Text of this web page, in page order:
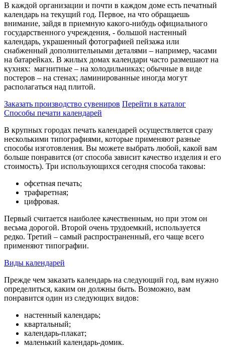
В каждой организации и почти в каждом доме есть печатный
календарь на текущий год. Первое, на что обращаешь
внимание, зайдя в приемную какого-нибудь официального
государственного учреждения, - большой настенный
календарь, украшенный фотографией пейзажа или
снабженный дополнительными деталями – например, часами
на батарейках. В жилых домах календари часто размешают на
кухнях: магнитные – на холодильниках; обычные в виде
постеров – на стенах; ламинированные иногда могут
располагаться над плитой.
Заказать производство сувениров Перейти в каталог
Способы печати календарей
В крупных городах печать календарей осуществляется сразу
несколькими типографиями, которые применяют разные
способы изготовления. Вы можете выбрать любой, какой вам
больше понравится (от способа зависит качество изделия и его
стоимость). Три использующихся сегодня способа таковы:
офсетная печать;
трафаретная;
цифровая.
Первый считается наиболее качественным, но при этом он
весьма дорогой. Второй очень трудоемкий, используется
редко. Третий – самый распространенный, его чаще всего
применяют типографии.
Виды календарей
Прежде чем заказать календарь на следующий год, вам нужно
определиться, каким он должны быть. Возможно, вам
понравится один из следующих видов:
настенный календарь;
квартальный;
календарь-плакат;
маленький календарь-домик.